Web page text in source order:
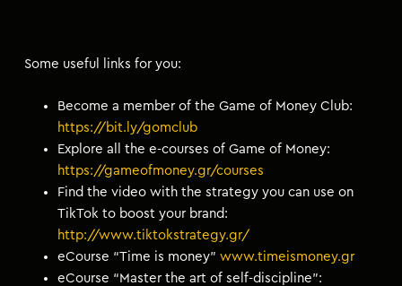
Some useful links for you:
Become a member of the Game of Money Club:
https://bit.ly/gomclub
Explore all the e-courses of Game of Money:
https://gameofmoney.gr/courses
Find the video with the strategy you can use on
TikTok to boost your brand:
http://www.tiktokstrategy.gr/
eCourse “Time is money”www.timeismoney.gr
eCourse “Master the art of self-discipline”: